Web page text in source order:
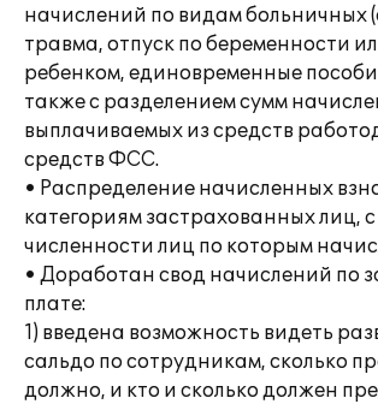
начислений по видам больничных
травма, отпуск по беременности
ребенком, единовременные
также с разделением сумм
выплачиваемых из средств
средств ФСС.
• Распределение начисленных
категориям застрахованных лиц,
численности лиц по которым
• Доработан свод начислений по
плате:
1) введена возможность видеть
сальдо по сотрудникам, сколько
должно, и кто и сколько должен